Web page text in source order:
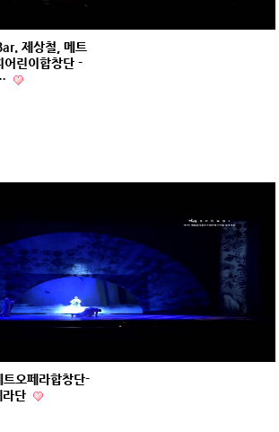
제상철, 메트
어린이합창단 -
오페라합창단-
단